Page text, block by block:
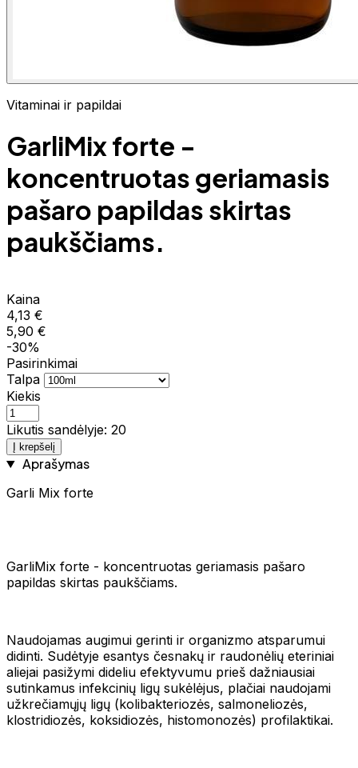
Vitaminai ir papildai
GarliMix forte -
koncentruotas geriamasis
pašaro papildas skirtas
paukščiams.
Kaina
4,13 €
5,90 €
-30%
Pasirinkimai
Talpa
Kiekis
Likutis sandėlyje: 20
Į krepšelį
Aprašymas
Garli Mix forte
GarliMix forte - koncentruotas geriamasis pašaro
papildas skirtas paukščiams.
Naudojamas augimui gerinti ir organizmo atsparumui
didinti. Sudėtyje esantys česnakų ir raudonėlių eteriniai
aliejai pasižymi dideliu efektyvumu prieš dažniausiai
sutinkamus infekcinių ligų sukėlėjus, plačiai naudojami
užkrečiamųjų ligų (kolibakteriozės, salmoneliozės,
klostridiozės, koksidiozės, histomonozės) profilaktikai.